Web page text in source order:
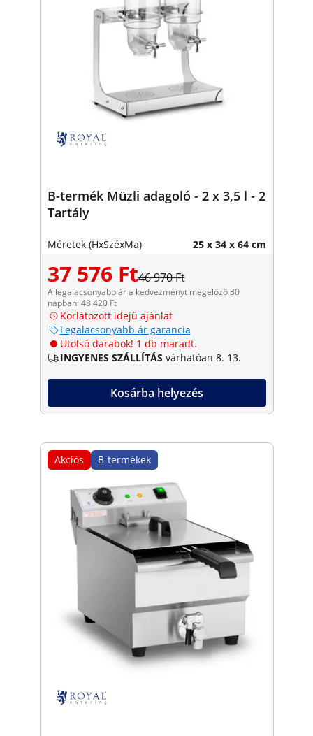
B-termék Müzli adagoló - 2 x 3,5 l - 2
Tartály
Méretek (HxSzéxMa) 25 x 34 x 64 cm
37 576 Ft46 970 Ft
A legalacsonyabb ár a kedvezményt megelőző 30
napban: 48 420 Ft
Korlátozott idejű ajánlat
Legalacsonyabb ár garancia
Utolsó darabok! 1 db maradt.
INGYENES SZÁLLÍTÁS várhatóan 8. 13.
Kosárba helyezés
Akciós B-termékek